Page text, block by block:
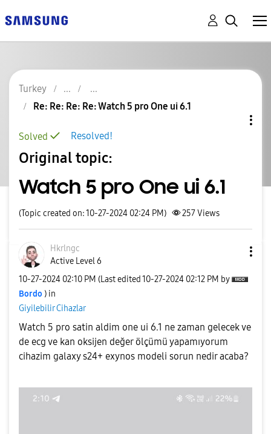
Turkey
Re: Re: Re: Re: Watch 5 pro One ui 6.1
Resolved!
Solved
Original topic:
Watch 5 pro One ui 6.1
(Topic created on: 10-27-2024 02:24 PM) 257Views
Hkrlngc
Active Level 6
‎10-27-2024 02:10 PM (Last edited ‎10-27-2024 02:12 PM by
Bordo ) in
Giyilebilir Cihazlar
Watch 5 pro satin aldim one ui 6.1 ne zaman gelecek ve
de ecg ve kan oksijen değer ölçümü yapamıyorum
cihazim galaxy s24+ exynos modeli sorun nedir acaba?